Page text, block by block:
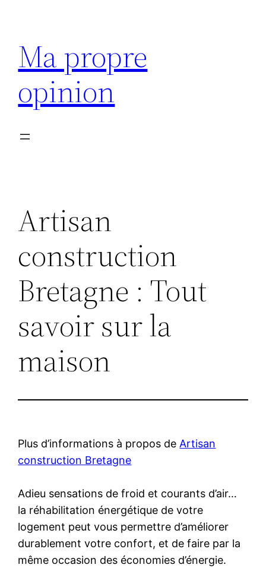
contenu
Ma propre
opinion
Artisan
construction
Bretagne : Tout
savoir sur la
maison
Plus d’informations à propos de Artisan
construction Bretagne
Adieu sensations de froid et courants d’air…
la réhabilitation énergétique de votre
logement peut vous permettre d’améliorer
durablement votre confort, et de faire par la
même occasion des économies d’énergie.